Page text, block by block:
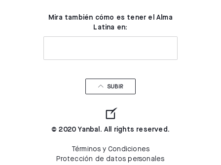
© 2020 Yanbal. All rights reserved.
Términos y Condiciones
Protección de datos personales
Mira también cómo es tener el Alma
Latina en:
SUBIR